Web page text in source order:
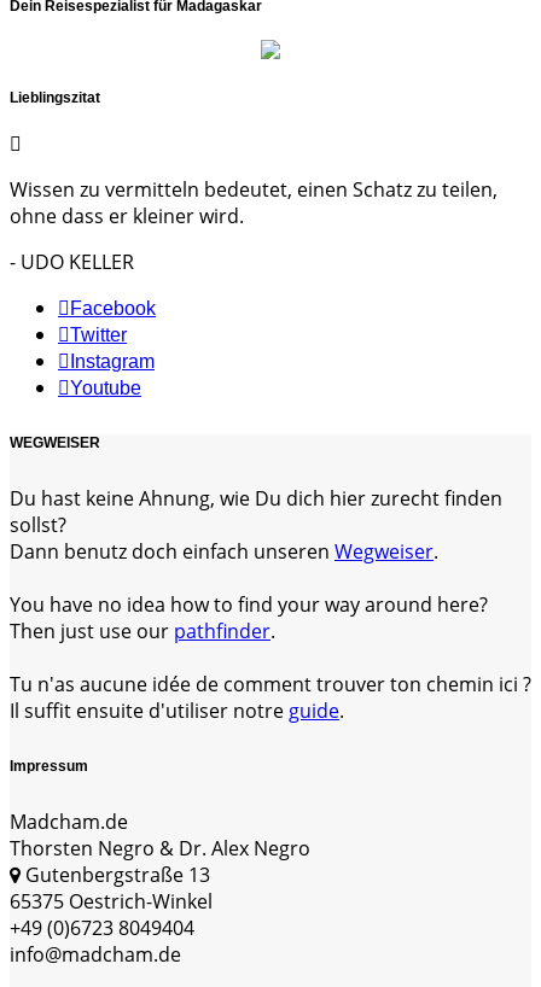
Dein Reisespezialist für Madagaskar
Lieblingszitat
Wissen zu vermitteln bedeutet, einen Schatz zu teilen,
ohne dass er kleiner wird.
- UDO KELLER
Facebook
Twitter
Instagram
Youtube
WEGWEISER
Du hast keine Ahnung, wie Du dich hier zurecht finden
sollst?
Dann benutz doch einfach unseren Wegweiser.
You have no idea how to find your way around here?
Then just use our pathfinder.
Tu n'as aucune idée de comment trouver ton chemin ici ?
Il suffit ensuite d'utiliser notre guide.
Impressum
Madcham.de
Thorsten Negro & Dr. Alex Negro
Gutenbergstraße 13
65375 Oestrich-Winkel
+49 (0)6723 8049404
info@madcham.de